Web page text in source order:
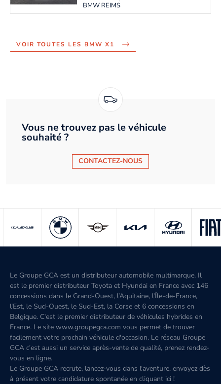
BMW REIMS
VOIR TOUTES LES BMW X1
Vous ne trouvez pas le véhicule
souhaité ?
CONTACTEZ-NOUS
Le Groupe GCA est un distributeur automobile multimarque. Il
est le premier distributeur Toyota et Hyundai en France avec 146
concessions dans le Grand-Ouest, l’Aquitaine, l'Île-de-France,
l'Est, le Sud-Ouest, le Sud-Est, la Corse et 6 concessions en
Belgique. C'est le premier distributeur de véhicules hybrides en
France. Le site www.groupegca.com vous permet de trouver
facilement votre prochain véhicule d'occasion. Le réseau Groupe
GCA c'est aussi un service après-vente de qualité, prenez rendez-
vous en ligne.
Le Groupe GCA recrute, lancez-vous dans l'aventure, envoyez dès
à présent votre candidature spontanée en cliquant ici !